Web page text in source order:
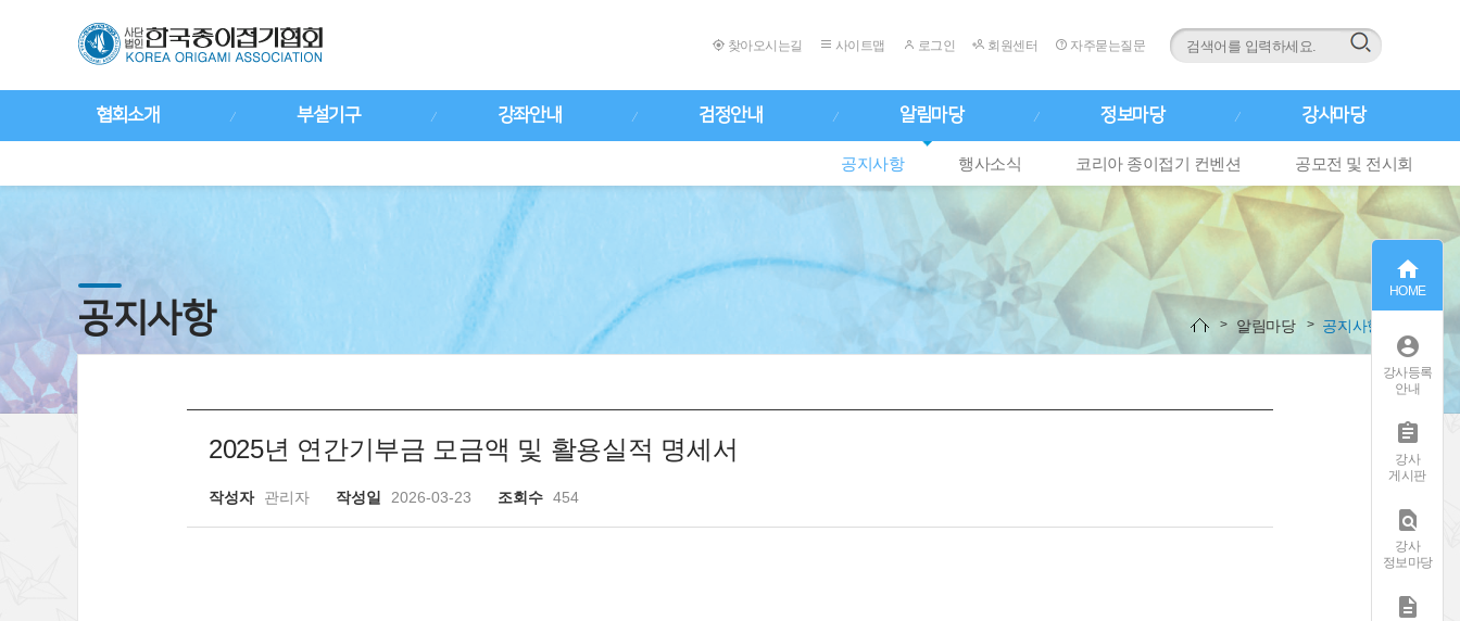
찾아오시는길 사이트맵 로그인 회원센터 자주묻는질문
협회소개 부설기구 강좌안내 검정안내 알림마당
공지사항 행사소식 코리아 종이접기 컨벤션 공모전 및 전시회
정보마당 강사마당
공지사항 알림마당 공지사항
2025년 연간기부금 모금액 및 활용실적 명세서
작성자 관리자 작성일 2026-03-23 조회수 454

HOME

강사등록
안내

강사
게시판

강사
정보마당
